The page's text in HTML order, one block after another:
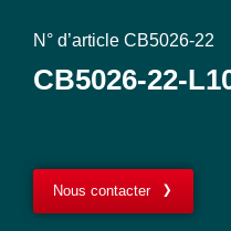
N° d’article CB5026-22
CB5026-22-
Nous contacter